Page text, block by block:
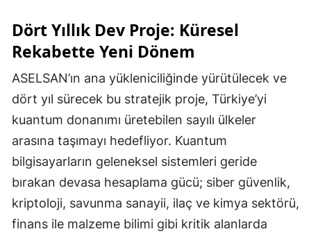
Dört Yıllık Dev Proje: Küresel
Rekabette Yeni Dönem
ASELSAN’ın ana yükleniciliğinde yürütülecek ve
dört yıl sürecek bu stratejik proje, Türkiye’yi
kuantum donanımı üretebilen sayılı ülkeler
arasına taşımayı hedefliyor. Kuantum
bilgisayarların geleneksel sistemleri geride
bırakan devasa hesaplama gücü; siber güvenlik,
kriptoloji, savunma sanayii, ilaç ve kimya sektörü,
finans ile malzeme bilimi gibi kritik alanlarda